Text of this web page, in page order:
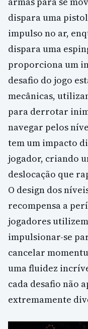
dispara uma
impulso no ar,
dispara uma
proporciona um
desafio do jogo
mecânicas,
para derrotar
navegar pelos
tem um impacto
jogador, criando
deslocação que
O design dos
recompensa a
jogadores
impulsionar-se
cancelar
uma fluidez
cada desafio não
extremamente